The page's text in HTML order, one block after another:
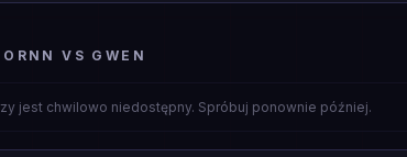
VS GWEN
jest chwilowo niedostępny. Spróbuj ponownie później.